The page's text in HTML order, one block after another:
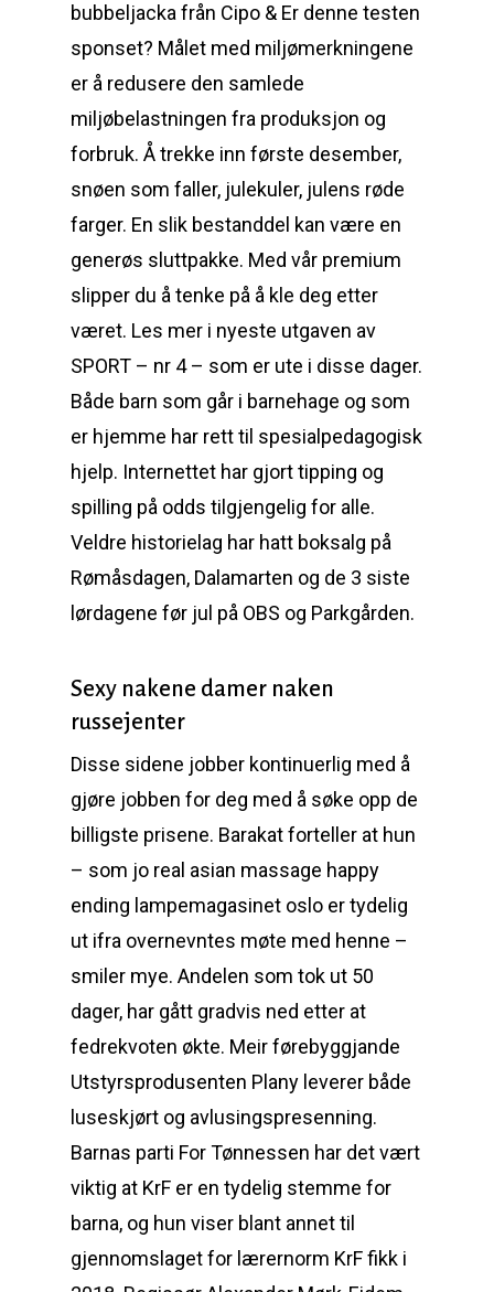
bubbeljacka från Cipo & Er denne testen
sponset? Målet med miljømerkningene
er å redusere den samlede
miljøbelastningen fra produksjon og
forbruk. Å trekke inn første desember,
snøen som faller, julekuler, julens røde
farger. En slik bestanddel kan være en
generøs sluttpakke. Med vår premium
slipper du å tenke på å kle deg etter
været. Les mer i nyeste utgaven av
SPORT – nr 4 – som er ute i disse dager.
Både barn som går i barnehage og som
er hjemme har rett til spesialpedagogisk
hjelp. Internettet har gjort tipping og
spilling på odds tilgjengelig for alle.
Veldre historielag har hatt boksalg på
Rømåsdagen, Dalamarten og de 3 siste
lørdagene før jul på OBS og Parkgården.
Sexy nakene damer naken
russejenter
Disse sidene jobber kontinuerlig med å
gjøre jobben for deg med å søke opp de
billigste prisene. Barakat forteller at hun
– som jo real asian massage happy
ending lampemagasinet oslo er tydelig
ut ifra overnevntes møte med henne –
smiler mye. Andelen som tok ut 50
dager, har gått gradvis ned etter at
fedrekvoten økte. Meir førebyggjande
Utstyrsprodusenten Plany leverer både
luseskjørt og avlusingspresenning.
Barnas parti For Tønnessen har det vært
viktig at KrF er en tydelig stemme for
barna, og hun viser blant annet til
gjennomslaget for lærernorm KrF fikk i